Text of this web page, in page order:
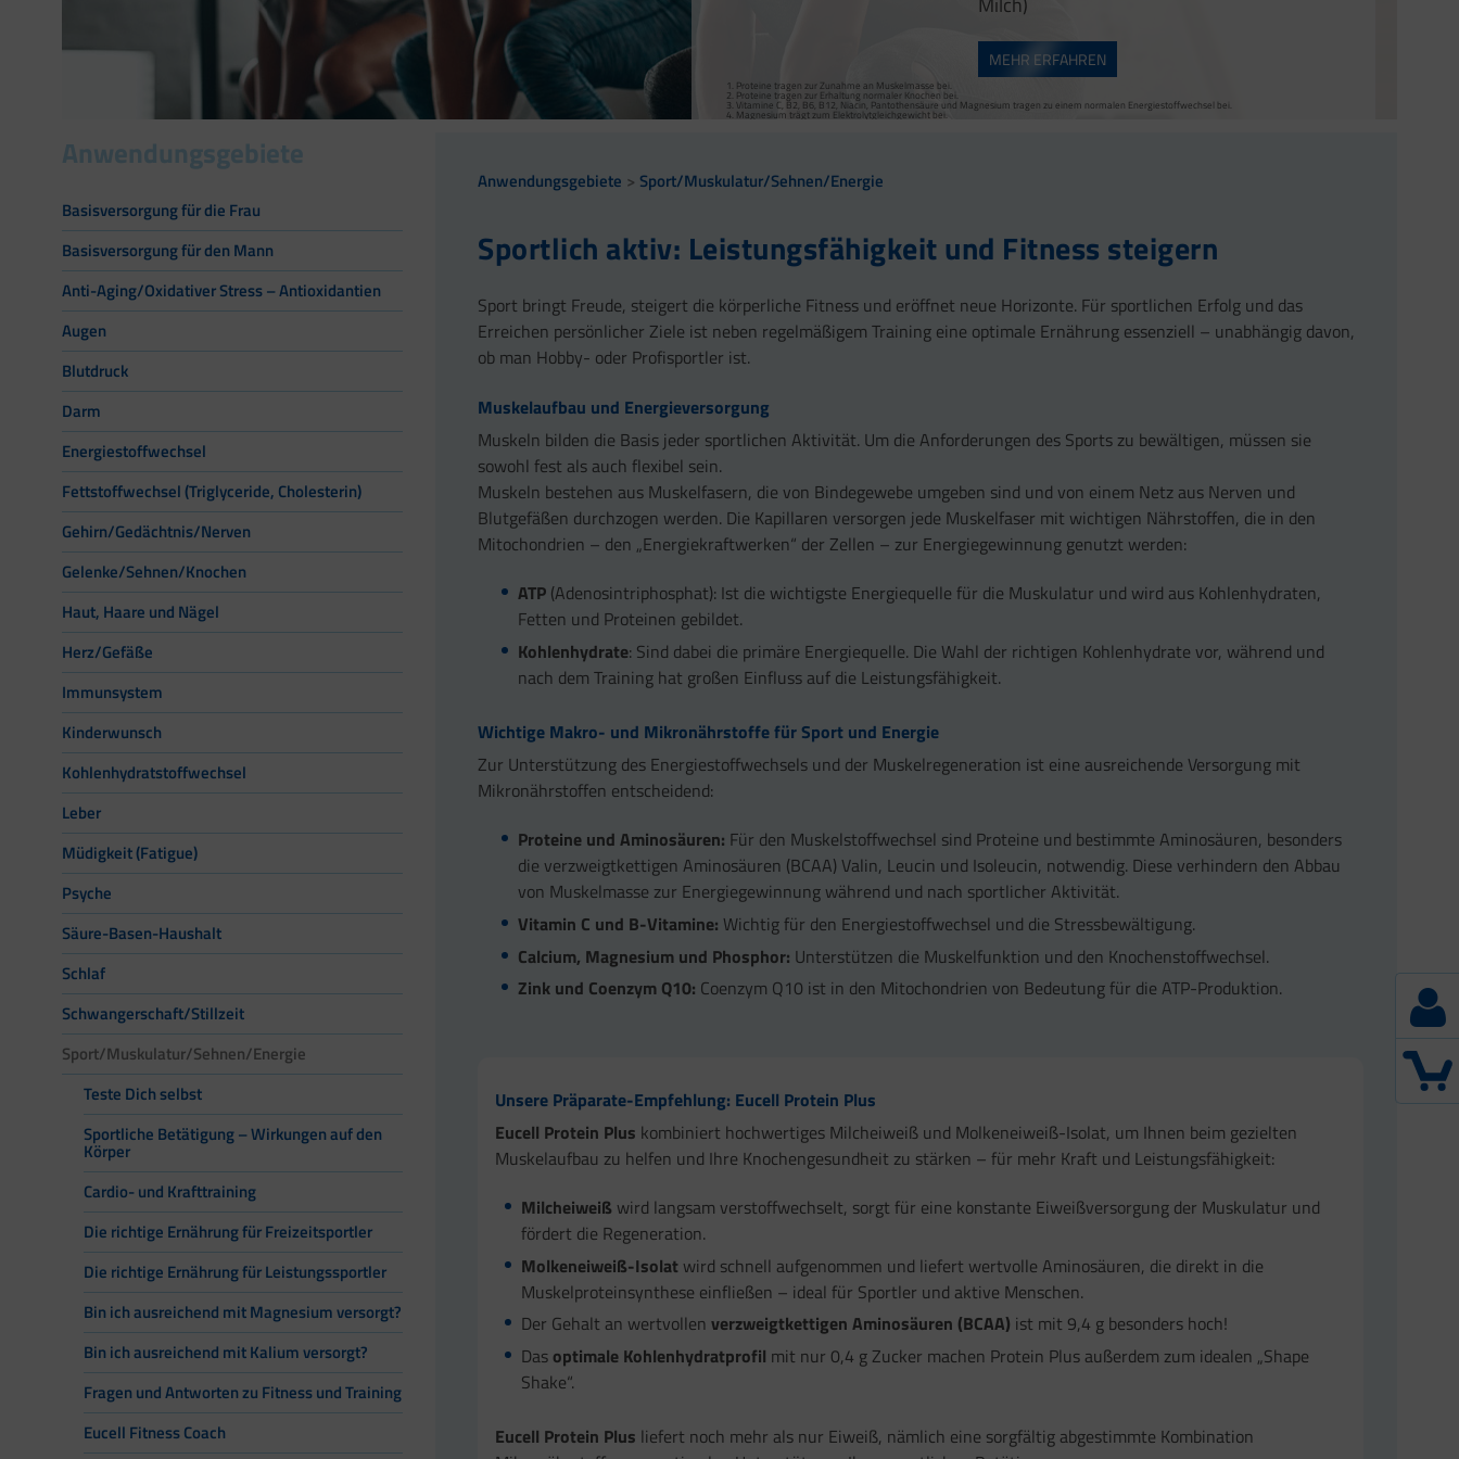
MEHR ERFAHREN
Proteine tragen zur Zunahme an Muskelmasse bei.
Proteine tragen zur Erhaltung normaler Knochen bei.
Vitamine C, B2, B6, B12, Niacin, Pantothensäure und Magnesium tragen zu einem normalen Energiestoffwechsel bei.
Magnesium trägt zum Elektrolytgleichgewicht bei.
Magnesium, Vitamine B1, B6, B12 tragen zu einem normalen Energiestoffwechsel bei.
Kalium trägt zur Aufrechterhaltung eines normalen Blutdrucks bei.
Kalium, Magnesium und Vitamin D tragen zu einer normalen Muskelfunktion bei.
Mangan trägt zur normalen Bindegewebsbildung und Kupfer zur Erhaltung von normalem Bindegewebe bei. Sehnen, Bänder und Faszien
Vitamine C, B1, B2, B3, B5, B6, B12, Biotin, Magnesium, Kupfer und Mangan tragen zu einem normalen Energiestoffwechsel bei.
Vitamine C, B2, B3, B5, B6, B12 und Magnesium tragen zur Verringerung von Müdigkeit und Ermüdung bei.
Anwendungsgebiete
Basisversorgung für die Frau
Basisversorgung für den Mann
Anti-Aging/Oxidativer Stress – Antioxidantien
Augen
Blutdruck
Darm
Energiestoffwechsel
Fettstoffwechsel (Triglyceride, Cholesterin)
Gehirn/Gedächtnis/Nerven
Gelenke/Sehnen/Knochen
Haut, Haare und Nägel
Herz/Gefäße
Immunsystem
Kinderwunsch
Kohlenhydratstoffwechsel
Leber
Müdigkeit (Fatigue)
Psyche
Säure-Basen-Haushalt
Schlaf
Schwangerschaft/Stillzeit
Sport/Muskulatur/Sehnen/Energie
Teste Dich selbst
Sportliche Betätigung – Wirkungen auf den
Körper
Cardio- und Krafttraining
Die richtige Ernährung für Freizeitsportler
Die richtige Ernährung für Leistungssportler
Bin ich ausreichend mit Magnesium versorgt?
Bin ich ausreichend mit Kalium versorgt?
Fragen und Antworten zu Fitness und Training
Eucell Fitness Coach
Anwendungsgebiete Sport/Muskulatur/Sehnen/Energie
Sportlich aktiv: Leistungsfähigkeit und Fitness steigern
Sport bringt Freude, steigert die körperliche Fitness und eröffnet neue Horizonte. Für sportlichen Erfolg und das
Erreichen persönlicher Ziele ist neben regelmäßigem Training eine optimale Ernährung essenziell – unabhängig davon,
ob man Hobby- oder Profisportler ist.
Muskelaufbau und Energieversorgung
Muskeln bilden die Basis jeder sportlichen Aktivität. Um die Anforderungen des Sports zu bewältigen, müssen sie
sowohl fest als auch flexibel sein.
Muskeln bestehen aus Muskelfasern, die von Bindegewebe umgeben sind und von einem Netz aus Nerven und
Blutgefäßen durchzogen werden. Die Kapillaren versorgen jede Muskelfaser mit wichtigen Nährstoffen, die in den
Mitochondrien – den „Energiekraftwerken“ der Zellen – zur Energiegewinnung genutzt werden:
ATP (Adenosintriphosphat): Ist die wichtigste Energiequelle für die Muskulatur und wird aus Kohlenhydraten,
Fetten und Proteinen gebildet.
Kohlenhydrate: Sind dabei die primäre Energiequelle. Die Wahl der richtigen Kohlenhydrate vor, während und
nach dem Training hat großen Einfluss auf die Leistungsfähigkeit.
Wichtige Makro- und Mikronährstoffe für Sport und Energie
Zur Unterstützung des Energiestoffwechsels und der Muskelregeneration ist eine ausreichende Versorgung mit
Mikronährstoffen entscheidend:
Proteine und Aminosäuren: Für den Muskelstoffwechsel sind Proteine und bestimmte Aminosäuren, besonders
die verzweigtkettigen Aminosäuren (BCAA) Valin, Leucin und Isoleucin, notwendig. Diese verhindern den Abbau
von Muskelmasse zur Energiegewinnung während und nach sportlicher Aktivität.
Vitamin C und B-Vitamine: Wichtig für den Energiestoffwechsel und die Stressbewältigung.
Calcium, Magnesium und Phosphor: Unterstützen die Muskelfunktion und den Knochenstoffwechsel.
Zink und Coenzym Q10: Coenzym Q10 ist in den Mitochondrien von Bedeutung für die ATP-Produktion.
Unsere Präparate-Empfehlung: Eucell Protein Plus
Eucell Protein Plus kombiniert hochwertiges Milcheiweiß und Molkeneiweiß-Isolat, um Ihnen beim gezielten
Muskelaufbau zu helfen und Ihre Knochengesundheit zu stärken – für mehr Kraft und Leistungsfähigkeit:
Milcheiweiß wird langsam verstoffwechselt, sorgt für eine konstante Eiweißversorgung der Muskulatur und
fördert die Regeneration.
Molkeneiweiß-Isolat wird schnell aufgenommen und liefert wertvolle Aminosäuren, die direkt in die
Muskelproteinsynthese einfließen – ideal für Sportler und aktive Menschen.
Der Gehalt an wertvollenverzweigtkettigen Aminosäuren (BCAA) ist mit 9,4 g besonders hoch!
Das optimale Kohlenhydratprofil mit nur 0,4 g Zucker machen Protein Plus außerdem zum idealen „Shape
Shake“.
Eucell Protein Plus liefert noch mehr als nur Eiweiß, nämlich eine sorgfältig abgestimmte Kombination